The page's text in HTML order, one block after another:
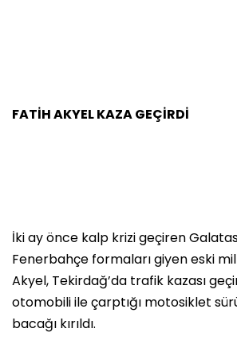
FATİH AKYEL KAZA GEÇİRDİ
İki ay önce kalp krizi geçiren
Fenerbahçe formaları giyen eski
Akyel, Tekirdağ’da trafik kazası
otomobili ile çarptığı motosiklet
bacağı kırıldı.